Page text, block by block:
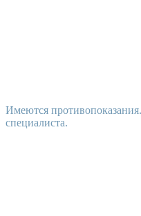
Имеются
специалиста.